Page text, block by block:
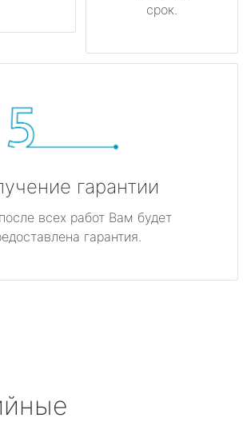
срок.
гарантии
всех работ Вам будет
гарантия.